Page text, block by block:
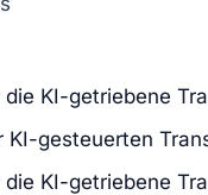
KI-getriebene
KI-gesteuerten
KI-getriebene